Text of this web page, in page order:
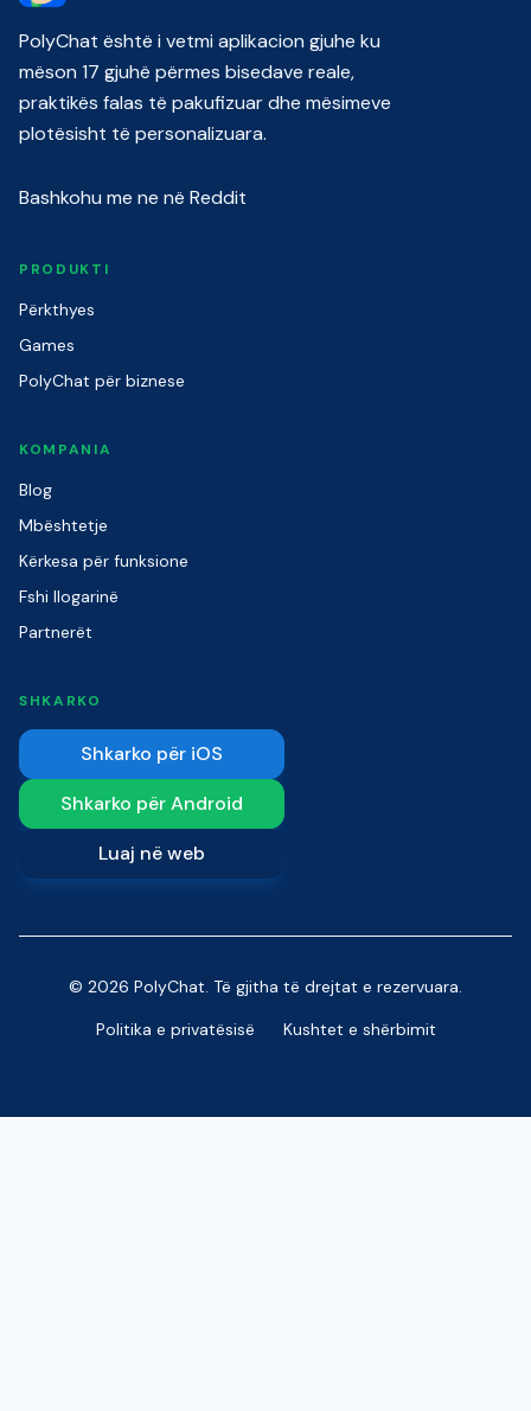
PolyChat është i vetmi aplikacion gjuhe ku
mëson 17 gjuhë përmes bisedave reale,
praktikës falas të pakufizuar dhe mësimeve
plotësisht të personalizuara.
Bashkohu me ne në Reddit
PRODUKTI
Përkthyes
Games
PolyChat për biznese
KOMPANIA
Blog
Mbështetje
Kërkesa për funksione
Fshi llogarinë
Partnerët
SHKARKO
Shkarko për iOS
Shkarko për Android
Luaj në web
© 2026 PolyChat. Të gjitha të drejtat e rezervuara.
Politika e privatësisë
Kushtet e shërbimit